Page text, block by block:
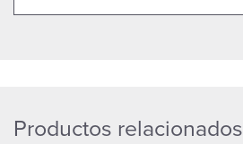
Productos relacionados